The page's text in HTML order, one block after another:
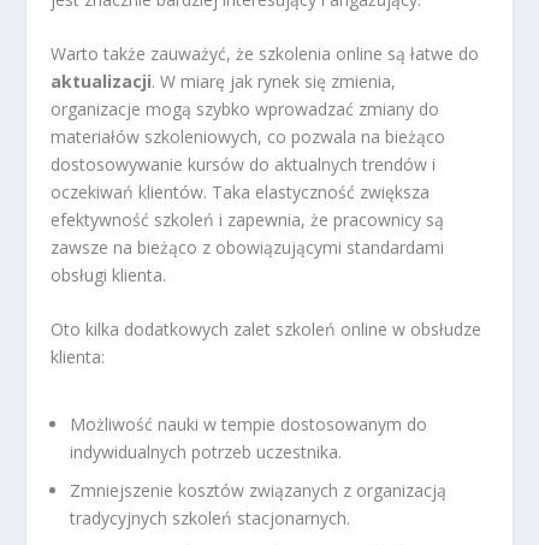
Warto także zauważyć, że szkolenia online są łatwe do
aktualizacji. W miarę jak rynek się zmienia,
organizacje mogą szybko wprowadzać zmiany do
materiałów szkoleniowych, co pozwala na bieżąco
dostosowywanie kursów do aktualnych trendów i
oczekiwań klientów. Taka elastyczność zwiększa
efektywność szkoleń i zapewnia, że pracownicy są
zawsze na bieżąco z obowiązującymi standardami
obsługi klienta.
Oto kilka dodatkowych zalet szkoleń online w obsłudze
klienta:
Możliwość nauki w tempie dostosowanym do
indywidualnych potrzeb uczestnika.
Zmniejszenie kosztów związanych z organizacją
tradycyjnych szkoleń stacjonarnych.